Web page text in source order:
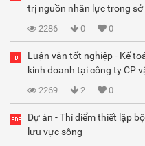
trị nguồn nhân lực trong sở
2286 0 0
Luận văn tốt nghiệp - Kế
kinh doanh tại công ty CP
2269 2 0
Dự án - Thí điểm thiết lập
lưu vực sông